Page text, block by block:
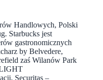
Handlowych, Polski
Starbucks jest
gastronomicznych
by Belvedere,
zaś Wilanów Park
Securitas –